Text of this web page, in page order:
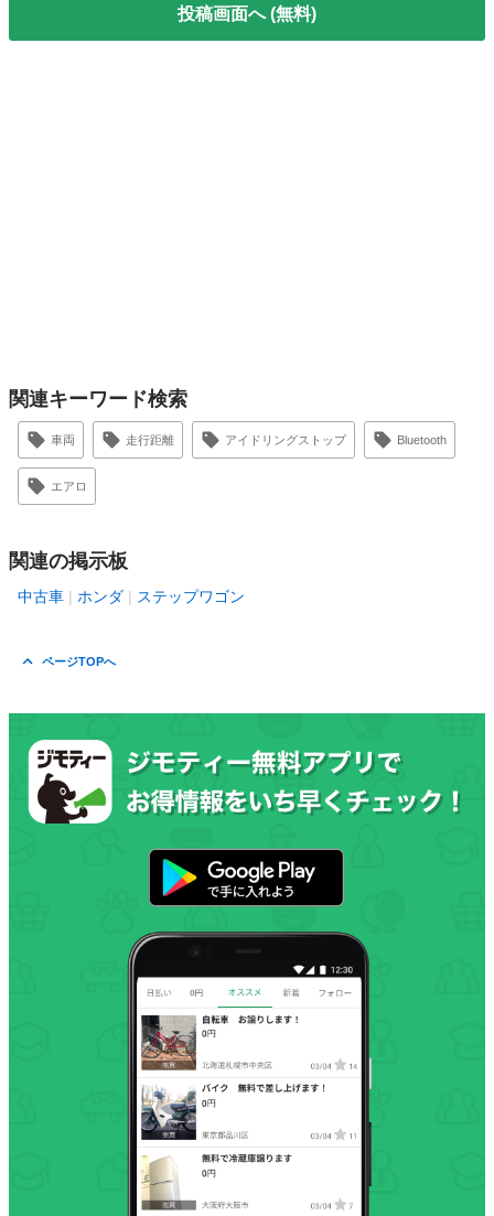
投稿画面へ (無料)
関連キーワード検索
車両 走行距離 アイドリングストップ Bluetooth
エアロ
関連の掲示板
中古車 ホンダ ステップワゴン
ページTOPへ